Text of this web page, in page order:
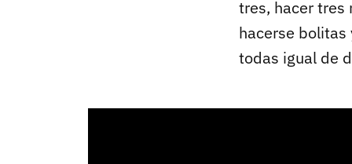
tres, hacer tres
hacerse
todas igual de